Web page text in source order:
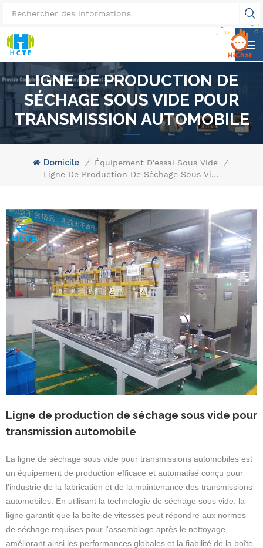
LIGNE DE PRODUCTION DE
SÉCHAGE SOUS VIDE POUR
TRANSMISSION AUTOMOBILE
Domicile / Équipement D'essai Sous Vide
/
Ligne De Production De Séchage Sous Vide Pour Transmission Automobile
Ligne de production de séchage sous vide pour
transmission automobile
La ligne de séchage sous vide pour transmissions automobiles est
un équipement de production efficace et automatisé conçu pour
l’industrie de la fabrication et de la maintenance des transmissions
automobiles. En utilisant la technologie de séchage sous vide, la
ligne garantit que la boîte de vitesses peut répondre aux normes
de séchage requises pour l'assemblage après le nettoyage,
améliorant ainsi les performances globales et la fiabilité de la boîte